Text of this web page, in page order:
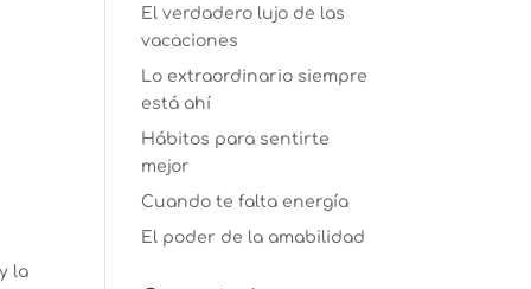
la
El verdadero lujo de las
vacaciones
Lo extraordinario siempre
está ahí
Hábitos para sentirte
mejor
Cuando te falta energía
El poder de la amabilidad